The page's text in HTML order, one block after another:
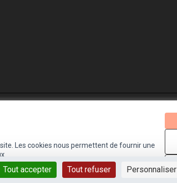
Tout accepter Tout refuser Personnaliser
Les cookies nous permettent de fournir une